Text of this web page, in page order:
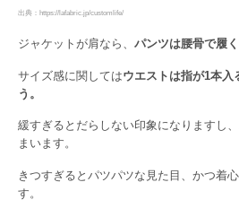
出典：https://lafabric.jp/customlife/
ジャケットが肩なら、 パンツは腰骨で履
サイズ感に関してはウエストは指が1本入
う。
緩すぎるとだらしない印象になりますし
まいます。
きつすぎるとパツパツな見た目、かつ着
す。